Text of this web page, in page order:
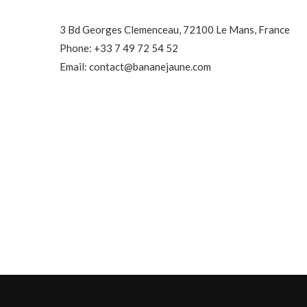
3 Bd Georges Clemenceau, 72100 Le Mans, France
Phone: +33 7 49 72 54 52
Email: contact@bananejaune.com